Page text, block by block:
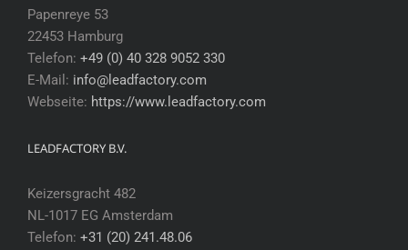
Papenreye 53
22453 Hamburg
Telefon: +49 (0) 40 328 9052 330
E-Mail: info@leadfactory.com
Webseite: https://www.leadfactory.com
LEADFACTORY B.V.
Keizersgracht 482
NL-1017 EG Amsterdam
Telefon: +31 (20) 241.48.06